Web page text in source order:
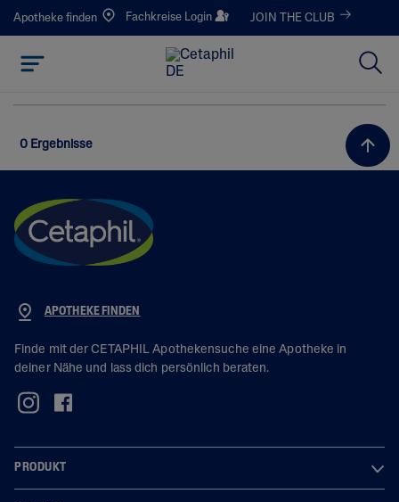
Apotheke finden Fachkreise Login JOIN THE CLUB
0 Ergebnisse
APOTHEKE FINDEN
Finde mit der CETAPHIL Apothekensuche eine Apotheke in
deiner Nähe und lass dich persönlich beraten.
PRODUKT